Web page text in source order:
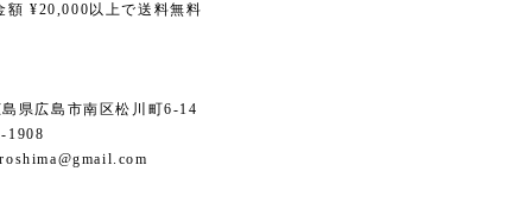
額 ¥20,000以上で送料無料
県広島市南区松川町6-14
1908